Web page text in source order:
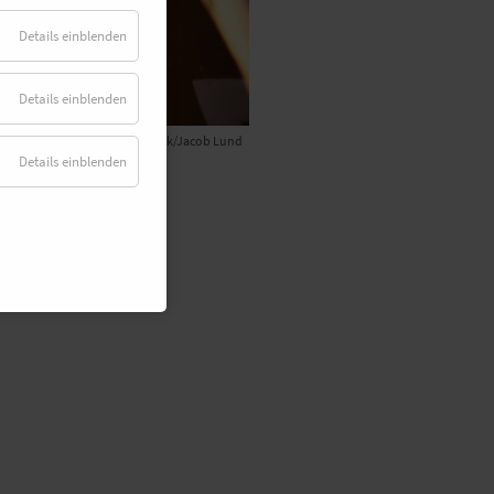
© Adobe Stock/Jacob Lund
Details einblenden
Details einblenden
Details einblenden